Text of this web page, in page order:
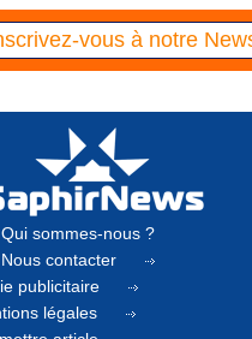
Qui sommes-nous ?
Nous contacter
publicitaire
légales